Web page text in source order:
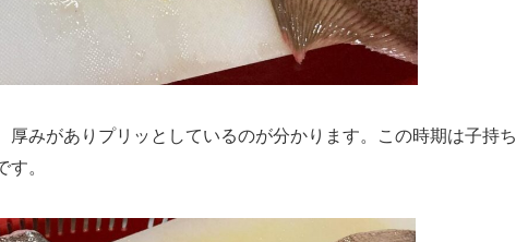
厚みがありプリッとしているのが分かります。この時期は子持ち
。